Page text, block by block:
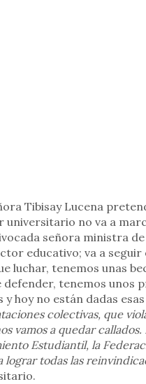
Tibisay Lucena
universitario no va a
señora ministra
educativo; va a seguir
luchar, tenemos unas
tenemos unos
hoy no están dadas
colectivas, que
vamos a quedar callados.
Estudiantil, la
lograr todas las